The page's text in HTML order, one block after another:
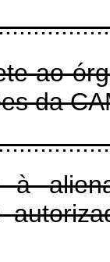
ao
da